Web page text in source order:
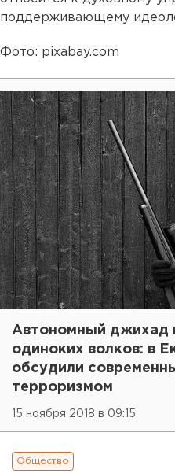
поддерживающему
Фото: pixabay.com
Автономный джихад
одиноких волков: в
обсудили
терроризмом
15 ноября 2018 в 09:15
Общество